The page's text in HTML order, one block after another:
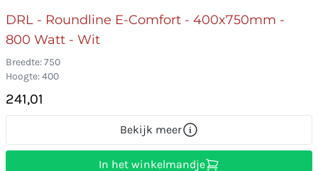
DRL - Roundline E-Comfort - 400x750mm -
800 Watt - Wit
Breedte: 750
Hoogte: 400
241,01
Bekijk meer
In het winkelmandje